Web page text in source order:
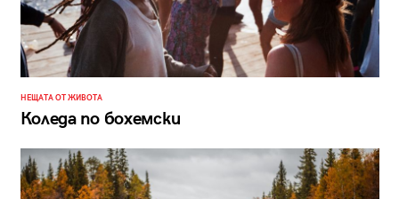
НЕЩАТА ОТ ЖИВОТА
Коледа по бохемски